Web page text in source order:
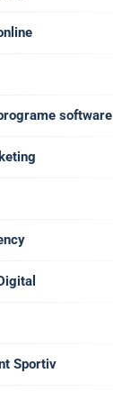
software
Sportiv